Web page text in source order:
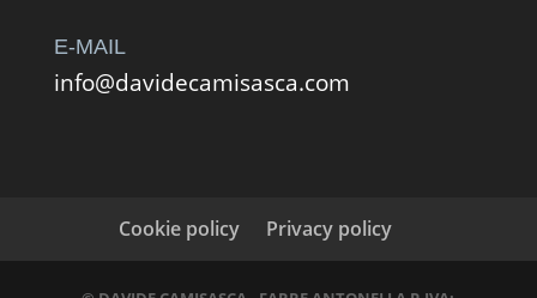
E-MAIL
info@davidecamisasca.com
Cookie policy Privacy policy